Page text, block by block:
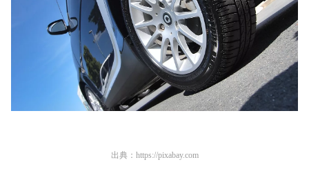
出典： https://pixabay.com